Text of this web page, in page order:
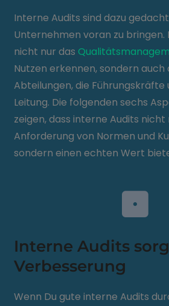
Interne Audits sind dazu
Unternehmen voran zu bringen.
nicht nur das
Nutzen erkennen, sondern auch
Abteilungen, die Führungskräfte
Leitung. Die folgenden sechs
zeigen, dass interne Audits nicht
Anforderung von Normen und
sondern einen echten Wert
Interne Audits
Verbesserung
Wenn Du gute interne Audits